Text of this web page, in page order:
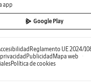
app
Google Play
Reglamento UE 2024/
Publicidad Mapa web
Política de cookies